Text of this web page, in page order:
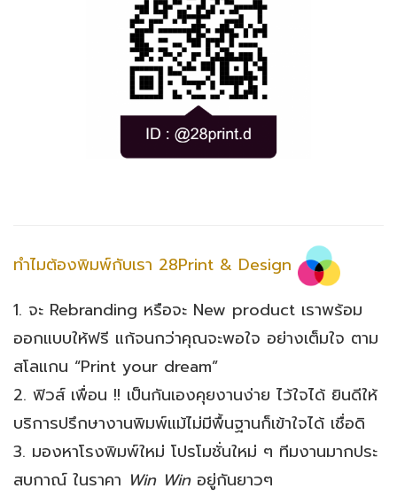
ทำไมต้องพิมพ์กับเรา 28Print & Design
1. จะ Rebranding หรือจะ New product เราพร้อม
ออกแบบให้ฟรี แก้จนกว่าคุณจะพอใจ อย่างเต็มใจ ตาม
สโลแกน “Print your dream”
2. ฟิวส์ เพื่อน !! เป็นกันเองคุยงานง่าย ไว้ใจได้ ยินดีให้
บริการปรึกษางานพิมพ์แม้ไม่มีพื้นฐานก็เข้าใจได้ เชื่อดิ
3. มองหาโรงพิมพ์ใหม่ โปรโมชั่นใหม่ ๆ ทีมงานมากประ
สบกาณ์ ในราคา Win Winอยู่กันยาวๆ